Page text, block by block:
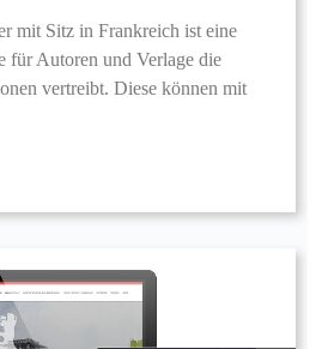
mit Sitz in Frankreich ist eine
für Autoren und Verlage die
vertreibt. Diese können mit